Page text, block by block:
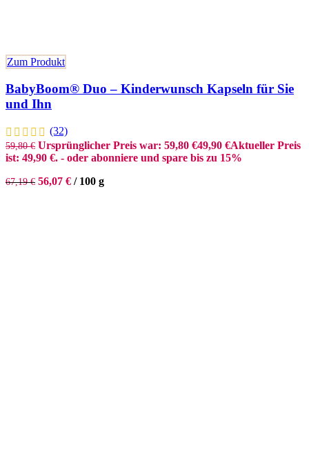
Zum Produkt
BabyBoom® Duo – Kinderwunsch Kapseln für Sie
und Ihn
(32)
59,80€ Ursprünglicher Preis war: 59,80 €49,90 €Aktueller Preis
ist: 49,90 €. - oder abonniere und spare bis zu 15%
67,19€ 56,07 € / 100 g